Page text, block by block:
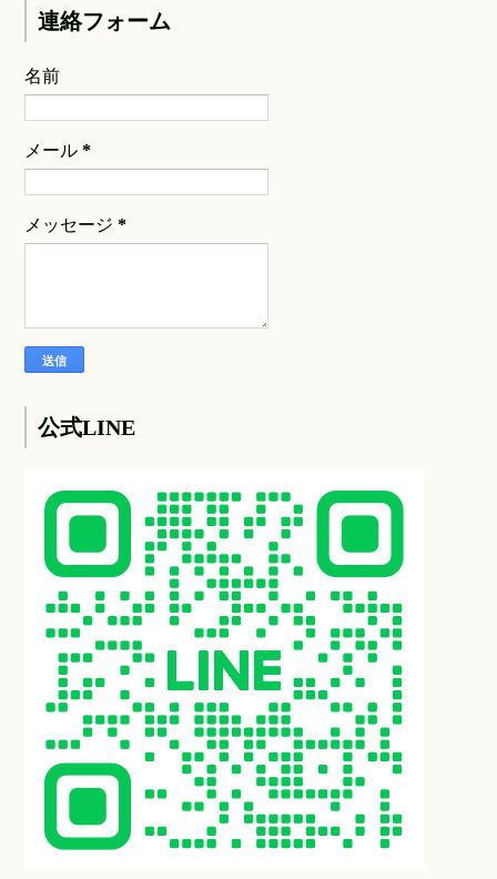
連絡フォーム
名前
メール*
メッセージ*
公式LINE